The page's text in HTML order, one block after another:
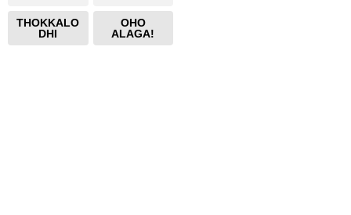
THOKKALO
DHI
OHO
ALAGA!